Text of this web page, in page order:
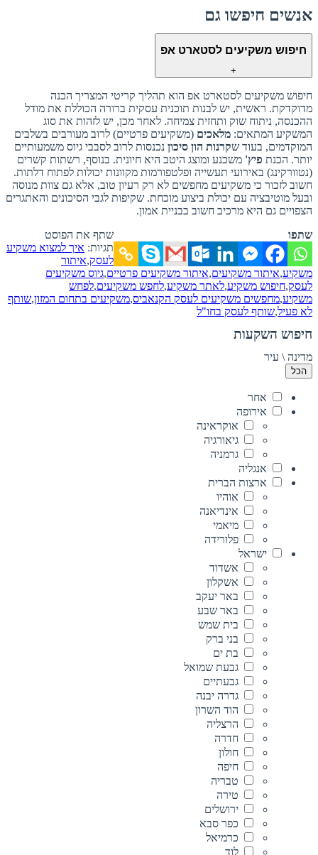
אנשים חיפשו גם
חיפוש משקיעים לסטארט אפ
+
חיפוש משקיעים לסטארט אפ הוא תהליך קריטי המצריך הכנה
מדוקדקת. ראשית, יש לבנות תוכנית עסקית ברורה הכוללת את מודל
ההכנסה, ניתוח שוק ותחזית צמיחה. לאחר מכן, יש לזהות את סוג
המשקיע המתאים: מלאכים (משקיעים פרטיים) לרוב מעורבים בשלבים
המוקדמים, בעוד שקרנות הון סיכון נכנסות לרוב לסבבי גיוס משמעותיים
יותר. הכנת פיץ' משכנע ומוצג היטב היא חיונית. בנוסף, רשתות קשרים
(נטוורקינג) באירועי תעשייה ופלטפורמות מקוונות יכולות לפתוח דלתות.
חשוב לזכור כי משקיעים מחפשים לא רק רעיון טוב, אלא גם צוות מנוסה
ובעל מוטיבציה עם יכולת ביצוע מוכחת. שקיפות לגבי הסיכונים והאתגרים
הצפויים גם היא מרכיב חשוב בבניית אמון.
שתפו
שתף את הפוסט
תגיות: איך למצוא משקיע
לעסק,איתור
משקיע,איתור משקיעים,איתור משקיעים פרטיים,גיוס משקיעים
לעסק,חיפוש משקיע,לאתר משקיע,לחפש משקיעים,לפחש
משקיע,מחפשים משקיעים לעסק הקנאביס,משקיעים בתחום המזון,שותף
לא פעיל,שותף לעסק בחו"ל
חיפוש השקעות
מדינה \ עיר
הכל
אחר
אירופה
אוקראינה
גיאורגיה
גרמניה
אנגליה
ארצות הברית
אוהיו
אינדיאנה
מיאמי
פלורידה
ישראל
אשדוד
אשקלון
באר יעקב
באר שבע
בית שמש
בני ברק
בת ים
גבעת שמואל
גבעתיים
גדרה יבנה
הוד השרון
הרצליה
חדרה
חולון
חיפה
טבריה
טירה
ירושלים
כפר סבא
כרמיאל
לוד